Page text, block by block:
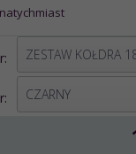
CZARNY